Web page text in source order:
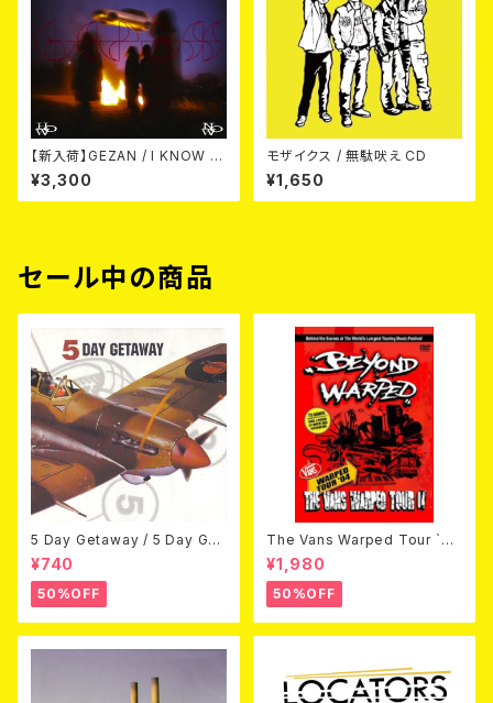
【新入荷】GEZAN / I KNOW H
OW NOW (CD)
¥3,300
モザイクス / 無駄吠え CD
¥1,650
セール中の商品
5 Day Getaway / 5 Day Get
away (CDEP)
¥740
50%OFF
The Vans Warped Tour `04
Beyond Warped (国内盤DV
D)
¥1,980
50%OFF